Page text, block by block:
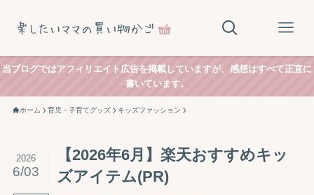
当ブログではアフィリエイト広告を掲載していますが、感想はすべて正直に
書いています。
ホーム 育児・子育てグッズ キッズファッション
【2026年6月】楽天おすすめキッ
ズアイテム(PR)
2026
6/03